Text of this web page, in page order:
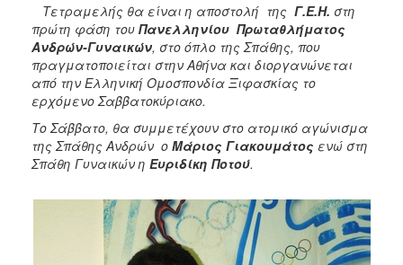
2016
2015
2012
2011
Τετραμελής θα είναι η αποστολή της Γ.Ε.Η. στη
πρώτη φάση του Πανελληνίου Πρωταθλήματος
Ανδρών-Γυναικών, στο όπλο της Σπάθης, που
πραγματοποιείται στην Αθήνα και διοργανώνεται
από την Ελληνική Ομοσπονδία Ξιφασκίας το
ερχόμενο Σαββατοκύριακο.
Το Σάββατο, θα συμμετέχουν στο ατομικό αγώνισμα
της Σπάθης Ανδρών ο Μάριος Γιακουμάτος ενώ στη
Σπάθη Γυναικών η Ευριδίκη Ποτού.